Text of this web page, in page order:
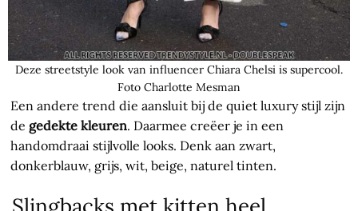
Deze streetstyle look van influencer Chiara Chelsi is supercool.
Foto Charlotte Mesman
Een andere trend die aansluit bij de quiet luxury stijl zijn
de gedekte kleuren. Daarmee creëer je in een
handomdraai stijlvolle looks. Denk aan zwart,
donkerblauw, grijs, wit, beige, naturel tinten.